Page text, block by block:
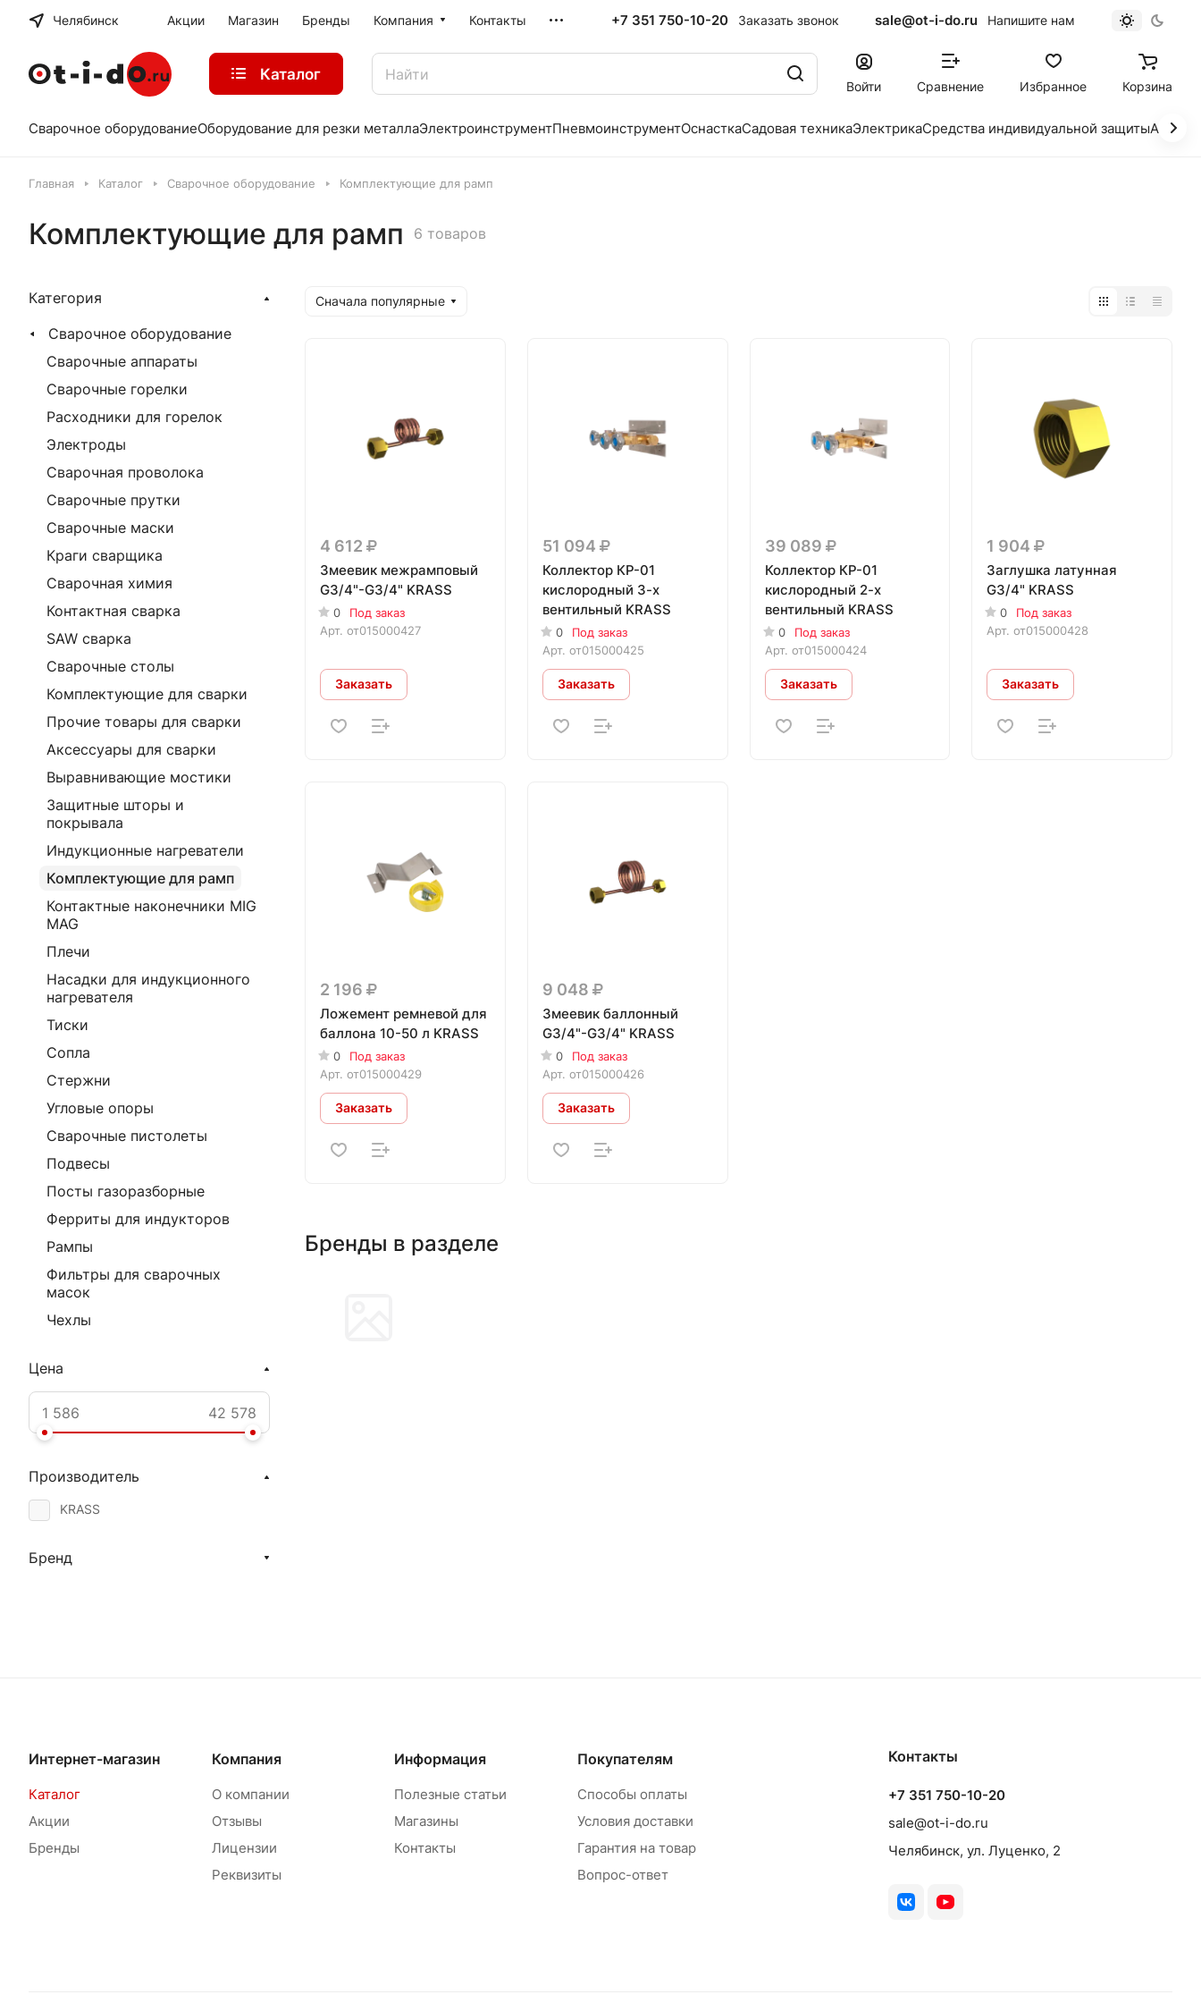
Челябинск Акции Магазин Бренды Компания Контакты +7 351 750-10-20 Заказать звонок sale@ot-i-do.ru Напишите нам
Каталог
Войти Сравнение Избранное Корзина
Сварочное оборудованиеОборудование для резки металлаЭлектроинструментПневмоинструментОснасткаСадовая техникаЭлектрикаСредства индивидуальной защиты
Главная Каталог Сварочное оборудование Комплектующие для рамп
Комплектующие для рамп 6 товаров
Сначала популярные
4 612
Змеевик межрамповый
G3/4"-G3/4" KRASS
0
Под заказ
Арт. от015000427
Заказать
51 094
Коллектор КР-01
кислородный 3-х
вентильный KRASS
0
Под заказ
Арт. от015000425
Заказать
39 089
Коллектор КР-01
кислородный 2-х
вентильный KRASS
0
Под заказ
Арт. от015000424
Заказать
1 904
Заглушка латунная
G3/4" KRASS
0
Под заказ
Арт.от015000428
Заказать
2 196
Ложемент ремневой для
баллона 10-50 л KRASS
0
Под заказ
Арт. от015000429
Заказать
9 048
Змеевик баллонный
G3/4"-G3/4" KRASS
0
Под заказ
Арт. от015000426
Заказать
Бренды в разделе
Категория
Сварочное оборудование
Сварочные аппараты
Сварочные горелки
Расходники для горелок
Электроды
Сварочная проволока
Сварочные прутки
Сварочные маски
Краги сварщика
Сварочная химия
Контактная сварка
SAW сварка
Сварочные столы
Комплектующие для сварки
Прочие товары для сварки
Аксессуары для сварки
Выравнивающие мостики
Защитные шторы и
покрывала
Индукционные нагреватели
Комплектующие для рамп
Контактные наконечники MIG
MAG
Плечи
Насадки для индукционного
нагревателя
Тиски
Сопла
Стержни
Угловые опоры
Сварочные пистолеты
Подвесы
Посты газоразборные
Ферриты для индукторов
Рампы
Фильтры для сварочных
масок
Чехлы
Цена
Производитель
KRASS
Бренд
Интернет-магазин
Каталог
Акции
Бренды
Компания
О компании
Отзывы
Лицензии
Реквизиты
Информация
Полезные статьи
Магазины
Контакты
Покупателям
Способы оплаты
Условия доставки
Гарантия на товар
Вопрос-ответ
Контакты
+7 351 750-10-20
sale@ot-i-do.ru
Челябинск, ул. Луценко, 2